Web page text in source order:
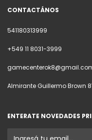
CONTACTÁNOS
541180313999
+549 11 8031-3999
Almirante Guillermo Brown
ENTERATE NOVEDADES